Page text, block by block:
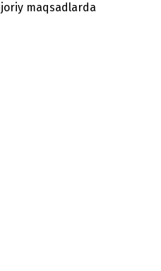
maqsadlarda